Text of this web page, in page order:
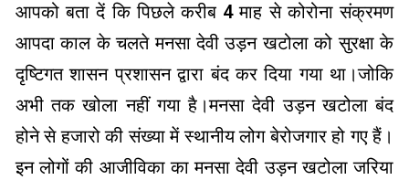
आपको बता दें कि पिछले करीब 4 माह से कोरोना संक्रमण
आपदा काल के चलते मनसा देवी उड़न खटोला को सुरक्षा के
दृष्टिगत शासन प्रशासन द्वारा बंद कर दिया गया था।जोकि
अभी तक खोला नहीं गया है।मनसा देवी उड़न खटोला बंद
होने से हजारो की संख्या में स्थानीय लोग बेरोजगार हो गए हैं।
इन लोगों की आजीविका का मनसा देवी उड़न खटोला जरिया